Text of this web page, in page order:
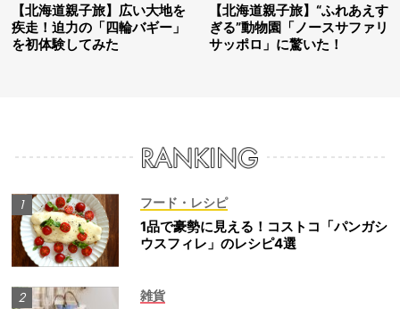
【北海道親子旅】広い大地を
疾走！迫力の「四輪バギー」
を初体験してみた
【北海道親子旅】“ふれあえす
ぎる”動物園「ノースサファリ
サッポロ」に驚いた！
フード・レシピ
1品で豪勢に見える！コストコ「パンガシ
ウスフィレ」のレシピ4選
雑貨